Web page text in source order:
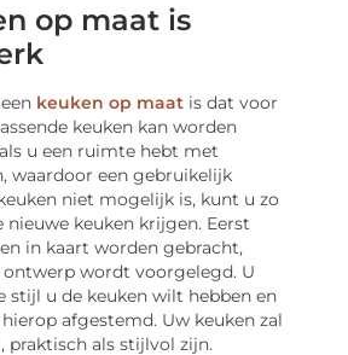
op maat is
keuken op maat is dat voor
keuken kan worden
u een ruimte hebt met
waardoor een gebruikelijk
niet mogelijk is, kunt u zo
nieuwe keuken krijgen. Eerst
in kaart worden gebracht,
ontwerp wordt voorgelegd. U
stijl u de keuken wilt hebben en
afgestemd. Uw keuken zal
praktisch als stijlvol zijn.